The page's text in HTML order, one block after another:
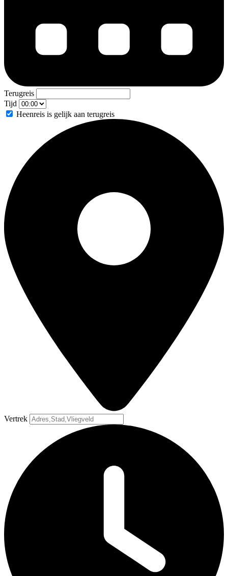
Terugreis
Tijd
Heenreis is gelijk aan terugreis
Vertrek